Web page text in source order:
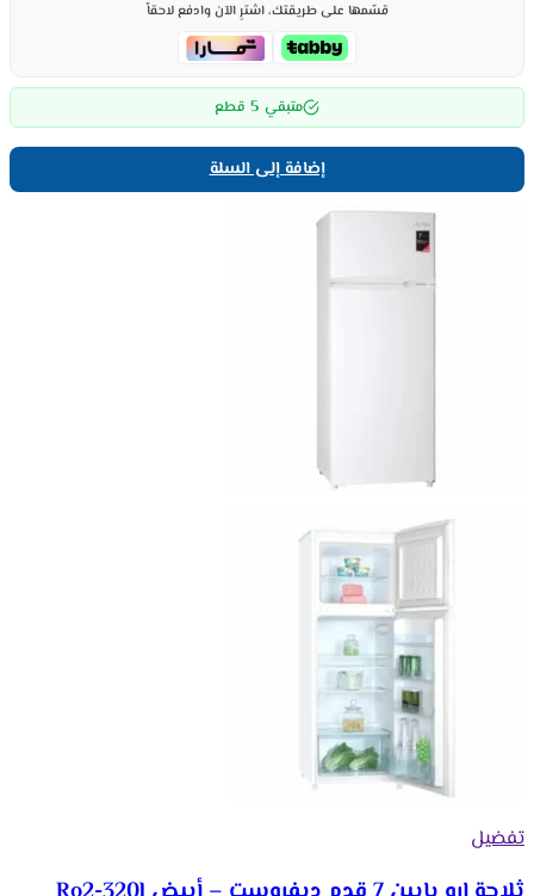
قسّمها على طريقتك، اشترِ الآن وادفع لاحقاً
متبقي 5 قطع
إضافة إلى السلة
تفضيل